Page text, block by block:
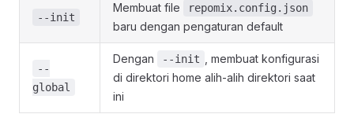
--init
Membuat file repomix.config.json
baru dengan pengaturan default
--
global
Dengan --init
, membuat konfigurasi
di direktori home alih-alih direktori saat
ini